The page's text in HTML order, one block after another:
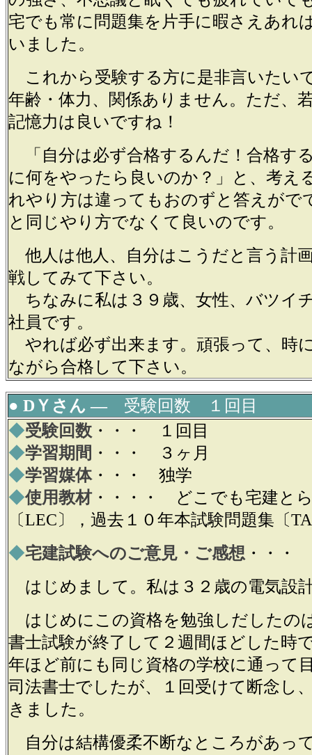
宅でも常に問題集を片手に暇さえあれ
いました。
これから受験する方に是非言いたい
年齢・体力、関係ありません。ただ、
記憶力は良いですね！
「自分は必ず合格するんだ！合格す
に何をやったら良いのか？」と、考え
れやり方は違ってもおのずと答えがで
と同じやり方でなくて良いのです。
他人は他人、自分はこうだと言う計
戦してみて下さい。
ちなみに私は３９歳、女性、バツイ
社員です。
やれば必ず出来ます。頑張って、時
ながら合格して下さい。
● DＹさん ―受験回数 １回目
◆受験回数 ・・・ １回目
◆学習期間 ・・・ ３ヶ月
◆学習媒体・・・ 独学
◆使用教材・・・・ どこでも宅建と
〔LEC〕，過去１０年本試験問題集〔
◆宅建試験へのご意見・ご感想 ・・・
はじめまして。私は３２歳の電気設
はじめにこの資格を勉強しだしたの
書士試験が終了して２週間ほどした時
年ほど前にも同じ資格の学校に通って
司法書士でしたが、１回受けて断念し
きました。
自分は結構優柔不断なところがあっ